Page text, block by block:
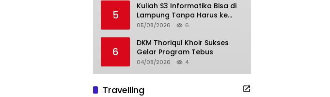
5
Kuliah S3 Informatika Bisa di
Lampung Tanpa Harus ke
Luar Daerah
05/08/2026 6
6
DKM Thoriqul Khoir Sukses
Gelar Program Tebus
04/08/2026 4
Travelling